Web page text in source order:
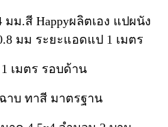
ม.สี Happyผลิตเอง แปผนัง
มม ระยะแอดแป 1 เมตร
เมตร รอบด้าน
าบ ทาสี มาตรฐาน